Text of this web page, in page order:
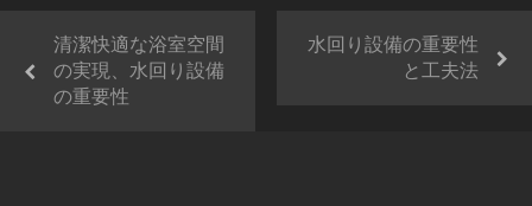
清潔快適な浴室空間
の実現、水回り設備
の重要性
水回り設備の重要性
と工夫法